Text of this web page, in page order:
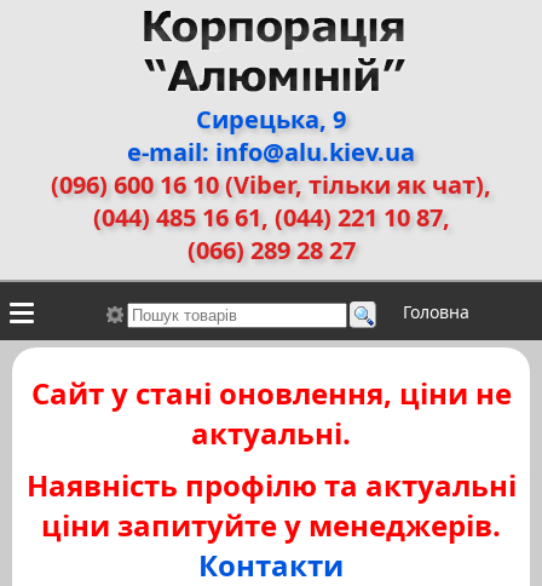
Сирецька, 9
e-mail: info@alu.kiev.ua
(096) 600 16 10 (Viber, тільки як чат),
(044) 485 16 61, (044) 221 10 87,
(066) 289 28 27
Головна
Двері прихованого монтажу
Сайт у стані оновлення, ціни не
актуальні.
Наявність профілю та актуальні
ціни запитуйте у менеджерів.
Контакти